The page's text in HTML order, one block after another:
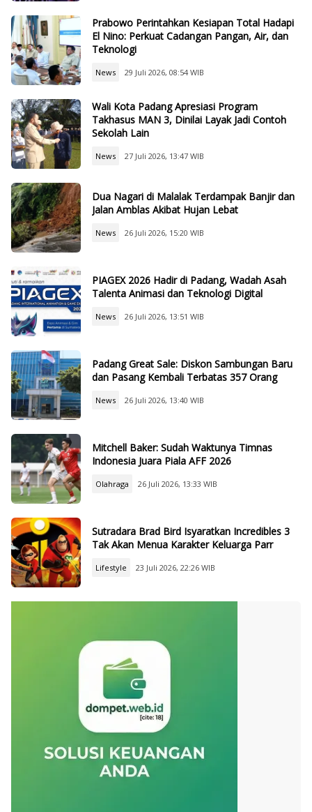
Prabowo Perintahkan Kesiapan Total Hadapi
El Nino: Perkuat Cadangan Pangan, Air, dan
Teknologi
News 29 Juli 2026, 08:54 WIB
Wali Kota Padang Apresiasi Program
Takhasus MAN 3, Dinilai Layak Jadi Contoh
Sekolah Lain
News 27 Juli 2026, 13:47 WIB
Dua Nagari di Malalak Terdampak Banjir dan
Jalan Amblas Akibat Hujan Lebat
News 26 Juli 2026, 15:20 WIB
PIAGEX 2026 Hadir di Padang, Wadah Asah
Talenta Animasi dan Teknologi Digital
News 26 Juli 2026, 13:51 WIB
Padang Great Sale: Diskon Sambungan Baru
dan Pasang Kembali Terbatas 357 Orang
News 26 Juli 2026, 13:40 WIB
Mitchell Baker: Sudah Waktunya Timnas
Indonesia Juara Piala AFF 2026
Olahraga 26 Juli 2026, 13:33 WIB
Sutradara Brad Bird Isyaratkan Incredibles 3
Tak Akan Menua Karakter Keluarga Parr
Lifestyle 23 Juli 2026, 22:26 WIB